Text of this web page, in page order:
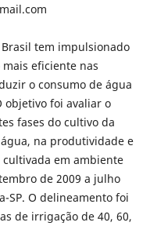
tem impulsionado
eficiente nas
o consumo de água
objetivo foi avaliar o
fases do cultivo da
na produtividade e
cultivada em ambiente
de 2009 a julho
SP. O delineamento foi
de irrigação de 40, 60,